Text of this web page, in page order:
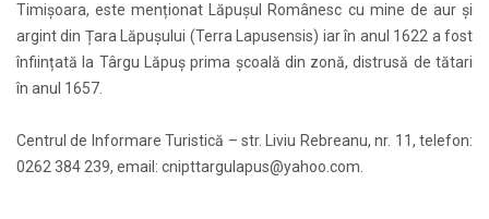
Timișoara, este menționat Lăpușul Românesc cu mine de aur și
argint din Țara Lăpușului (Terra Lapusensis) iar în anul 1622 a fost
înființată la Târgu Lăpuș prima școală din zonă, distrusă de tătari
în anul 1657.
Centrul de Informare Turistică – str. Liviu Rebreanu, nr. 11, telefon:
0262 384 239, email: cnipttargulapus@yahoo.com